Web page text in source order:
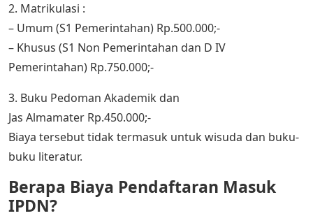
2. Matrikulasi :
– Umum (S1 Pemerintahan) Rp.500.000;-
– Khusus (S1 Non Pemerintahan dan D IV
Pemerintahan) Rp.750.000;-
3. Buku Pedoman Akademik dan
Jas Almamater Rp.450.000;-
Biaya tersebut tidak termasuk untuk wisuda dan buku-
buku literatur.
Berapa Biaya Pendaftaran Masuk
IPDN?